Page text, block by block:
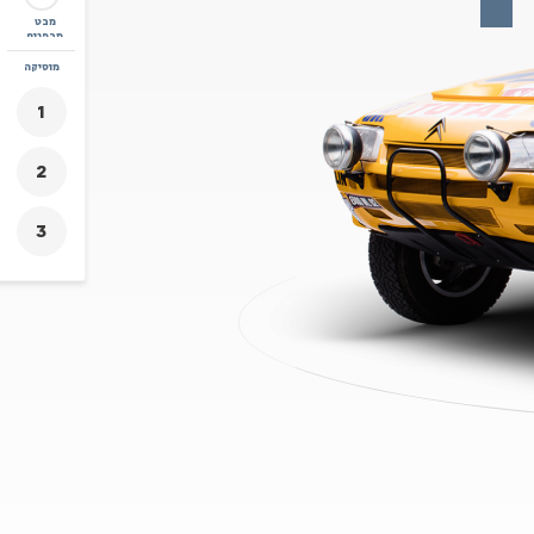
מבט
מבפנים
זום
מוסיקה